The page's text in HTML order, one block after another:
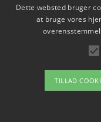
Hvordan citater
Om /
Dette websted bruger
at bruge vores
TILLAD